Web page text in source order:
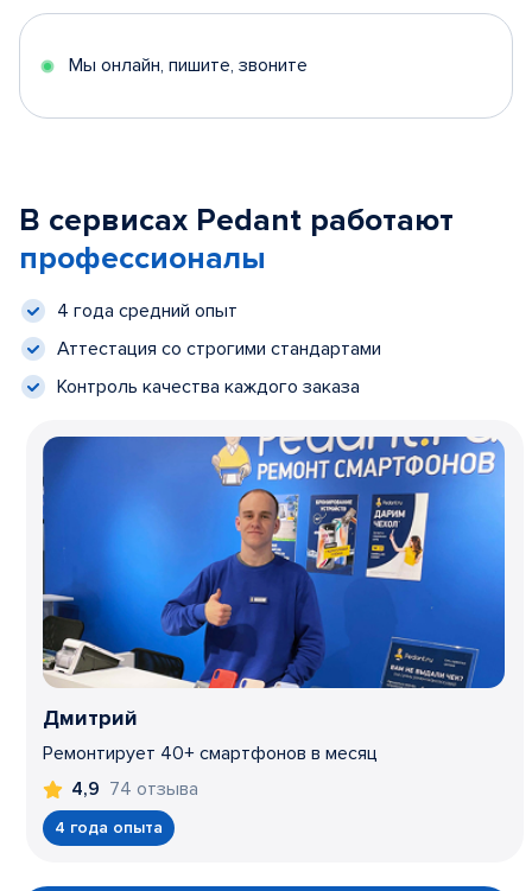
Мы онлайн, пишите, звоните
В сервисах Pedant работают
профессионалы
4 года средний опыт
Аттестация со строгими стандартами
Контроль качества каждого заказа
Дмитрий
Ремонтирует 40+ смартфонов в месяц
4,9 74 отзыва
4 года опыта